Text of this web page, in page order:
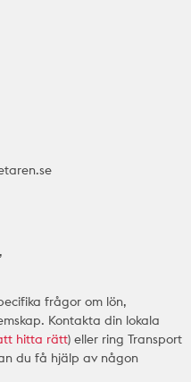
frågor om lön,
Kontakta din lokala
hitta rätt) eller ring Transport
du få hjälp av någon